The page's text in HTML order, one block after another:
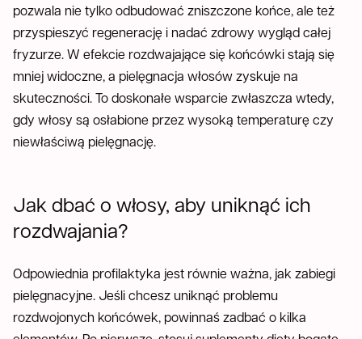
pozwala nie tylko odbudować zniszczone końce, ale też
przyspieszyć regenerację i nadać zdrowy wygląd całej
fryzurze. W efekcie rozdwajające się końcówki stają się
mniej widoczne, a pielęgnacja włosów zyskuje na
skuteczności. To doskonałe wsparcie zwłaszcza wtedy,
gdy włosy są osłabione przez wysoką temperaturę czy
niewłaściwą pielęgnację.
Jak dbać o włosy, aby uniknąć ich
rozdwajania?
Odpowiednia profilaktyka jest równie ważna, jak zabiegi
pielęgnacyjne. Jeśli chcesz uniknąć problemu
rozdwojonych końcówek, powinnaś zadbać o kilka